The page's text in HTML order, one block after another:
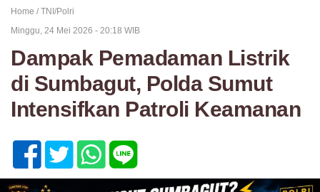
Home / TNI/Polri
Minggu, 24 Mei 2026 - 20:18 WIB
Dampak Pemadaman Listrik
di Sumbagut, Polda Sumut
Intensifkan Patroli Keamanan